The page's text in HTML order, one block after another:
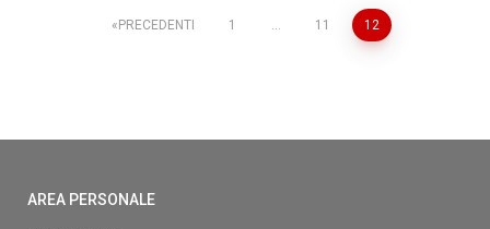
NAVIGAZIONE
PRECEDENTI 1 … 11 12
AREA PERSONALE